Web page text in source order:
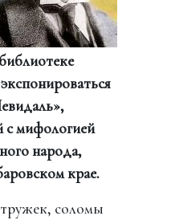
с мифологией
народа,
крае.
соломы